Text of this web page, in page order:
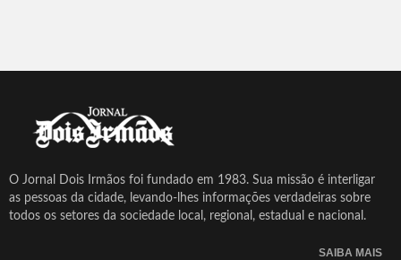
O Jornal Dois Irmãos foi fundado em 1983. Sua missão é interligar
as pessoas da cidade, levando-lhes informações verdadeiras sobre
todos os setores da sociedade local, regional, estadual e nacional.
SAIBA MAIS